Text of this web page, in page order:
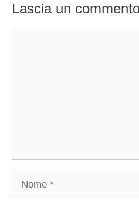
Lascia un
Nome